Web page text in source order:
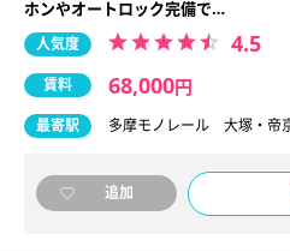
ホンやオートロック完備で…
人気度 4.5
賃料 68,000円
最寄駅 多摩モノレール 大塚・
追加